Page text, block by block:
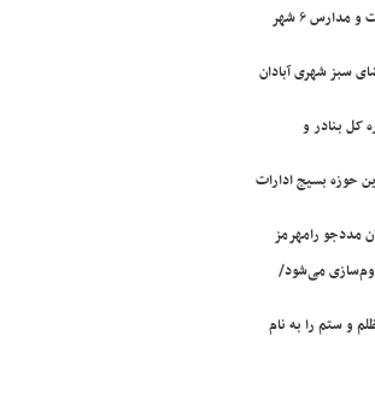
۲ ساعت تاخیر در آغاز به‌کار ادارات و مدارس ۶ شهر
سبز شهری آبادان
کل بنادر و
حوزه بسیج ادارات
می‌شود/
و ستم را به نام